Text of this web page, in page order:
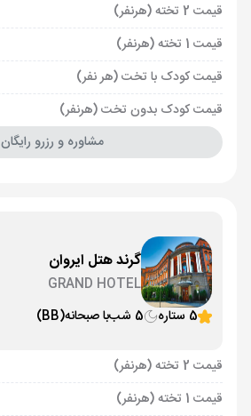
قیمت 2 تخته (هرنفر)
قیمت 1 تخته (هرنفر)
قیمت کودک با تخت (هر نفر)
قیمت کودک بدون تخت (هرنفر)
مشاوره و رزرو رایگان
گرند هتل ایروان
GRAND HOTEL
5 ستاره
5 شب با صبحانه(BB)
قیمت 2 تخته (هرنفر)
قیمت 1 تخته (هرنفر)